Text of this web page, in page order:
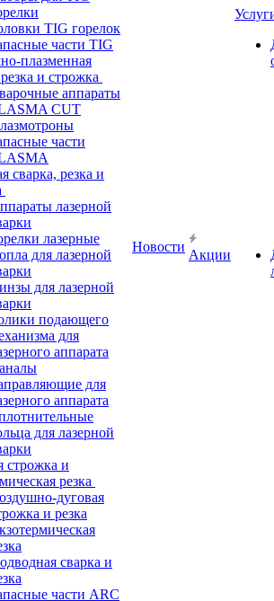
TIG горелок
части TIG
плазменная
и строжка
аппараты
CUT
части
сварка, резка и
лазерной
лазерные
для лазерной
для лазерной
подающего
для
аппарата
для
аппарата
для лазерной
строжка и
резка
дуговая
и резка
сварка и
части ARC
Новости
Акции